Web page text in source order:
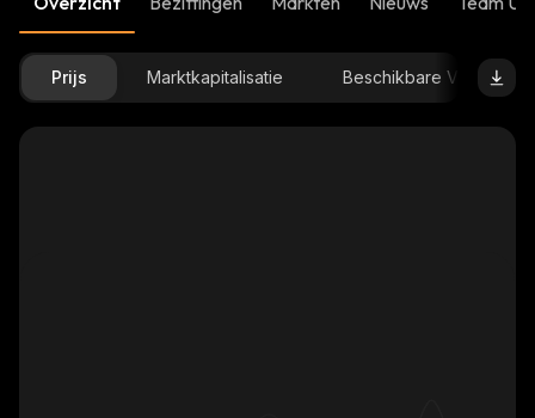
Prijs Marktkapitalisatie Beschikbare Voorraad